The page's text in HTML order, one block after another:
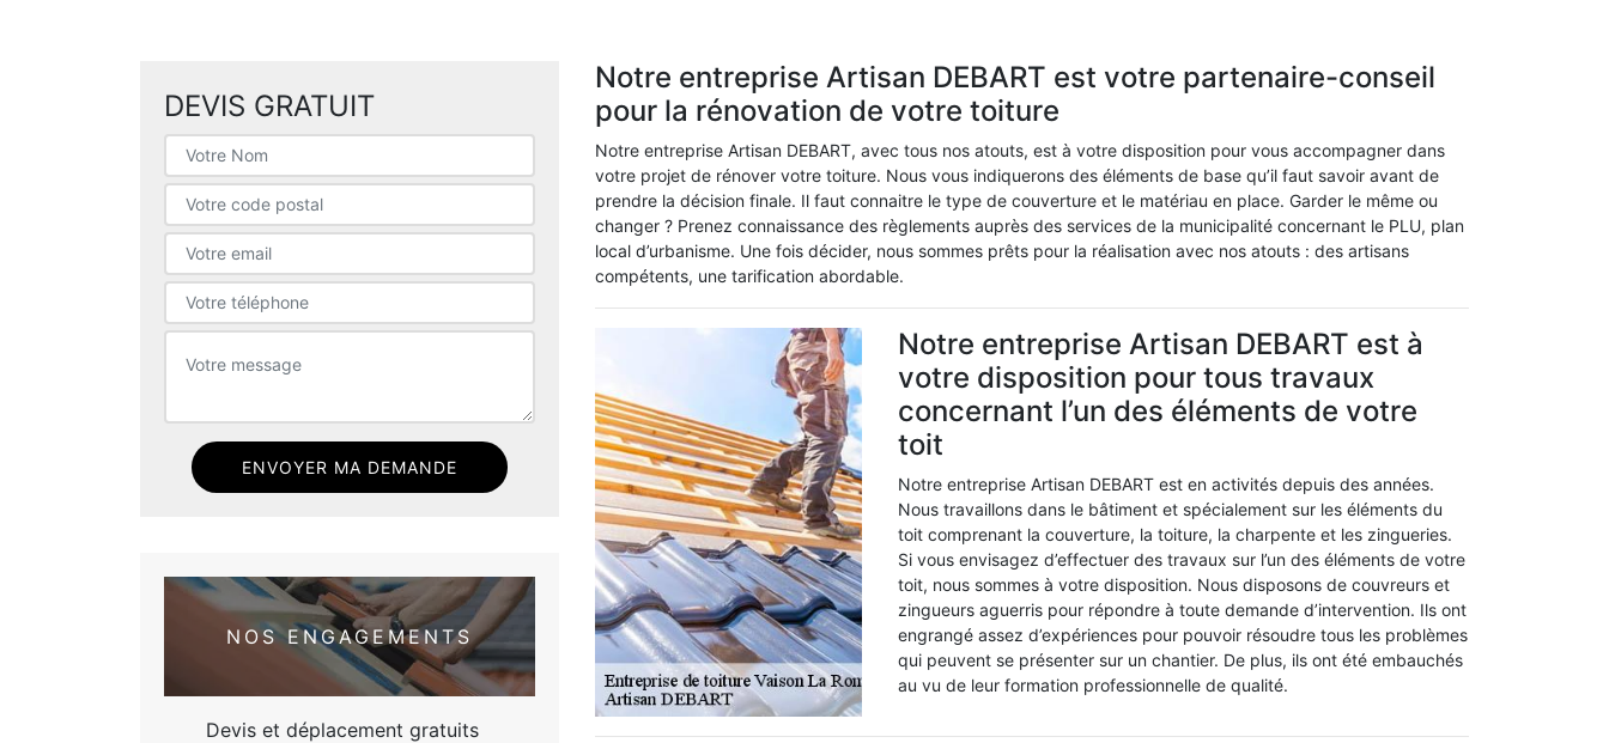
DEVIS GRATUIT
NOS ENGAGEMENTS
Devis et déplacement gratuits
Notre entreprise Artisan DEBART est votre partenaire-conseil
pour la rénovation de votre toiture
Notre entreprise Artisan DEBART, avec tous nos atouts, est à votre disposition pour vous accompagner dans
votre projet de rénover votre toiture. Nous vous indiquerons des éléments de base qu’il faut savoir avant de
prendre la décision finale. Il faut connaitre le type de couverture et le matériau en place. Garder le même ou
changer ? Prenez connaissance des règlements auprès des services de la municipalité concernant le PLU, plan
local d’urbanisme. Une fois décider, nous sommes prêts pour la réalisation avec nos atouts : des artisans
compétents, une tarification abordable.
Notre entreprise Artisan DEBART est à
votre disposition pour tous travaux
concernant l’un des éléments de votre
toit
Notre entreprise Artisan DEBART est en activités depuis des années.
Nous travaillons dans le bâtiment et spécialement sur les éléments du
toit comprenant la couverture, la toiture, la charpente et les zingueries.
Si vous envisagez d’effectuer des travaux sur l’un des éléments de votre
toit, nous sommes à votre disposition. Nous disposons de couvreurs et
zingueurs aguerris pour répondre à toute demande d’intervention. Ils ont
engrangé assez d’expériences pour pouvoir résoudre tous les problèmes
qui peuvent se présenter sur un chantier. De plus, ils ont été embauchés
au vu de leur formation professionnelle de qualité.